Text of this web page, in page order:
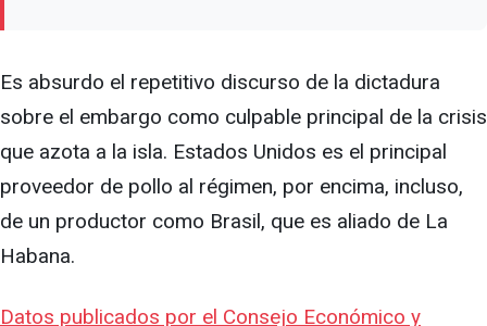
Es absurdo el repetitivo discurso de la dictadura
sobre el embargo como culpable principal de la crisis
que azota a la isla. Estados Unidos es el principal
proveedor de pollo al régimen, por encima, incluso,
de un productor como Brasil, que es aliado de La
Habana.
Datos publicados por el Consejo Económico y